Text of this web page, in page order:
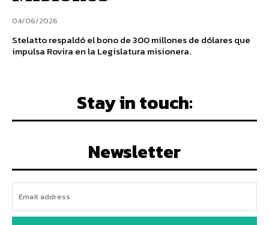
04/06/2026
Stelatto respaldó el bono de 300 millones de dólares que
impulsa Rovira en la Legislatura misionera.
Stay in touch:
Newsletter